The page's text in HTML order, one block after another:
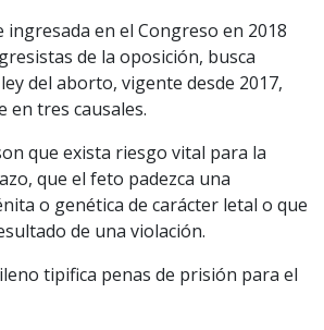
ingresada en el Congreso en 2018
de la oposición, busca
del aborto, vigente desde 2017,
en tres causales.
que exista riesgo vital para la
que el feto padezca una
o genética de carácter letal o que
de una violación.
tipifica penas de prisión para el